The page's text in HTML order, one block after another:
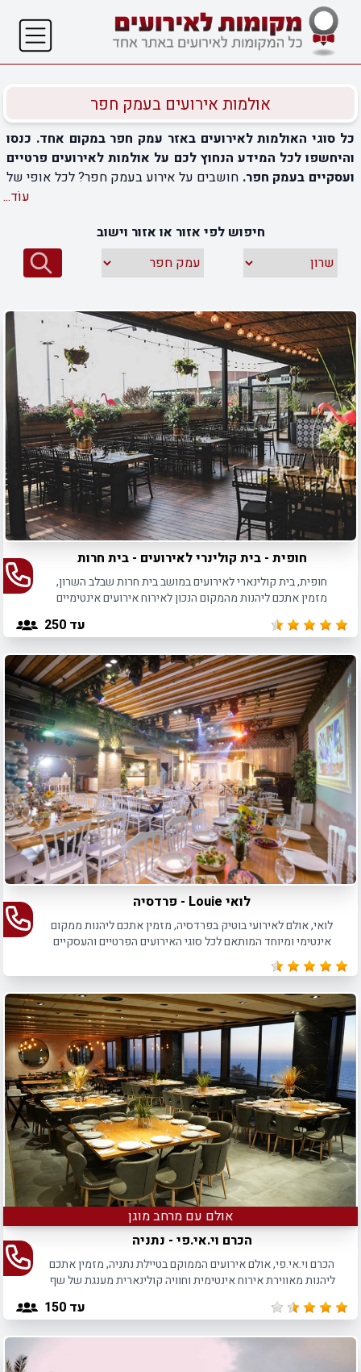
אולמות אירועים בעמק חפר
כל סוגי האולמות לאירועים באזר עמק חפר במקום אחד. כנסו
והיחשפו לכל המידע הנחוץ לכם על אולמות לאירועים פרטיים
ועסקיים בעמק חפר. חושבים על אירוע בעמק חפר? לכל אופי של
אירוע, קטן או גדול, תמצאו יופי של אולמות אירועים בעמק חפר.
ורק האנשים שהכי חשובים לכם. או שתוכלו להזמין מתחם
לאירועים גדולים, שבו יחגגו אתכם ברגעים החשובים הרבה אורחים,
חברים ומוזמנים. ותוכלו למצוא פינות חמד בסגנון קלאסי וגם
במושבים הסמוכים, ובאור עקיבא ובפרדסיה, תוכלו למצוא חללי
אירוח מודרניים ואולמות למסיבות גדולות מהחיים. לכל חתונה או
אירוע משפחתי אחר, לימי גיבוש עסקיים, את הרגעים החשובים
תוכלו לחגוג בעמק חפר, כמו שצריך. אוכל נהדר, שתיה כיד המלך,
מקומות שמשקיפים על נוף מרהיב וכמובן שירות אדיב. גלו את
המקומות הכי מומלצים, והזמינו את התאריך שרוצים.
עוֹד...
חיפוש לפי אזור או אזור וישוב
חופית - בית קולינרי לאירועים - בית חרות
חופית, בית קולינארי לאירועים במושב בית חרות שבלב השרון,
מזמין אתכם ליהנות מהמקום הנכון לאירוח אירועים אינטימיים
עד 250
לואי Louie - פרדסיה
לואי, אולם לאירועי בוטיק בפרדסיה, מזמין אתכם ליהנות ממקום
אינטימי ומיוחד המותאם לכל סוגי האירועים הפרטיים והעסקיים
כאחד, עד 160 איש בישיבה ו- 250 איש באירועי קוקטייל.
אולם עם מרחב מוגן
הכרם וי.אי.פי - נתניה
הכרם וי.אי.פי, אולם אירועים הממוקם בטיילת נתניה, מזמין אתכם
ליהנות מאווירת אירוח אינטימית וחוויה קולינארית מענגת של שף
עד 150